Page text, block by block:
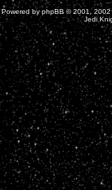
Powered byphpBB© 2001, 2002
Jedi